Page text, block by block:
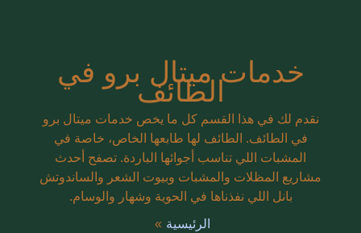
خدمات ميتال برو في
الطائف
نقدم لك في هذا القسم كل ما يخص خدمات ميتال برو
في الطائف. الطائف لها طابعها الخاص، خاصة في
المشبات اللي تناسب أجوائها الباردة. تصفح أحدث
مشاريع المظلات والمشبات وبيوت الشعر والساندوتش
بانل اللي نفذناها في الحوية وشهار والوسام.
الرئيسية